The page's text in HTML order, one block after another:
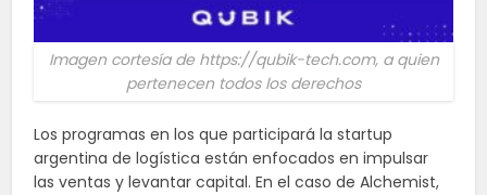
Imagen cortesía de https://qubik-tech.com, a quien
pertenecen todos los derechos
Los programas en los que participará la startup
argentina de logística están enfocados en impulsar
las ventas y levantar capital. En el caso de Alchemist,